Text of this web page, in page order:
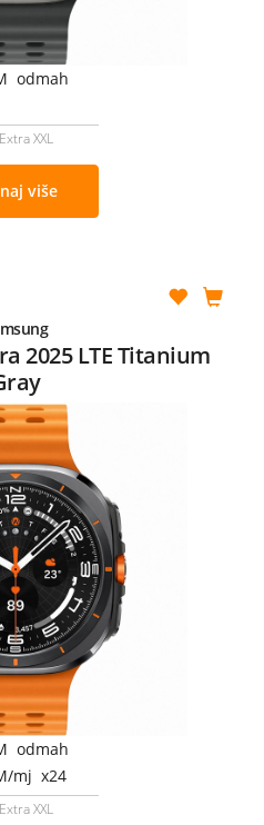
odmah
XXL
više
2025 LTE Titanium
odmah
mj x24
XXL